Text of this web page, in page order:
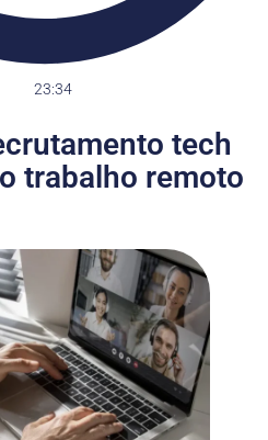
23:34
tech
trabalho remoto